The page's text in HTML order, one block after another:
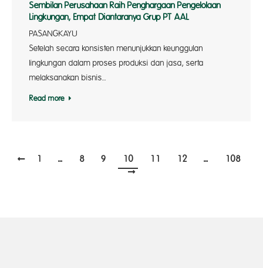
Sembilan Perusahaan Raih Penghargaan Pengelolaan
Lingkungan, Empat Diantaranya Grup PT AAL
Setelah secara konsisten menunjukkan keunggulan
lingkungan dalam proses produksi dan jasa, serta
melaksanakan bisnis…
Read more
1 … 8 9 10 11 12 … 108